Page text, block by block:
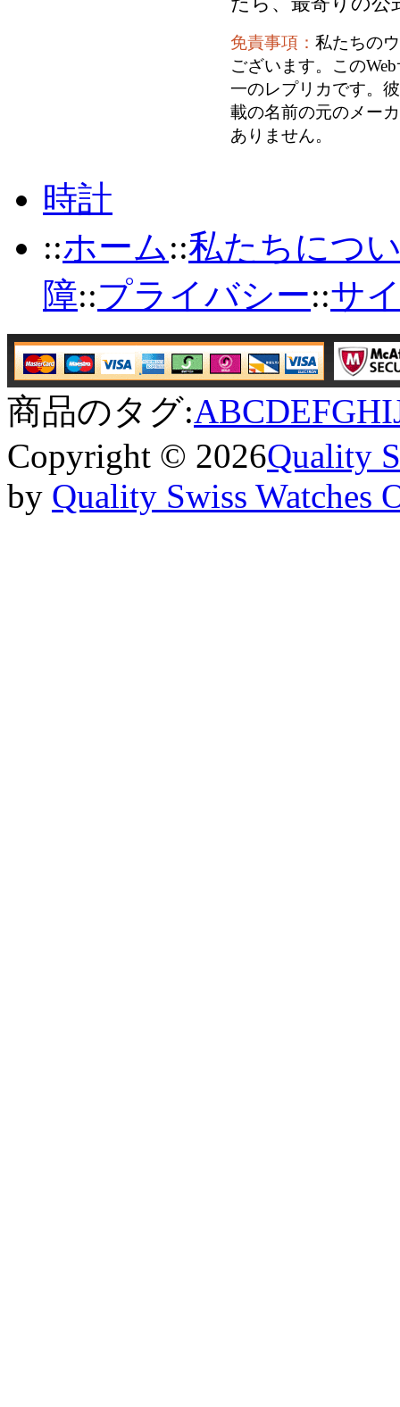
免責事項： 私たちの
ございます。この
一のレプリカです。
載の名前の元のメー
ありません。
時計
::ホーム::私たちにつ
障::プライバシー::サ
商品のタグ:ABCDEFGHI
Copyright © 2026Quality
by Quality Swiss Watches